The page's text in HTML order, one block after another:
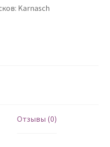
: Karnasch
Отзывы (0)